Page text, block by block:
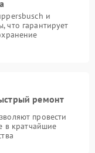
и
что гарантирует
ремонт
провести
в кратчайшие